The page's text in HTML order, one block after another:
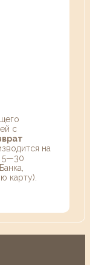
с
на
5—30
карту).